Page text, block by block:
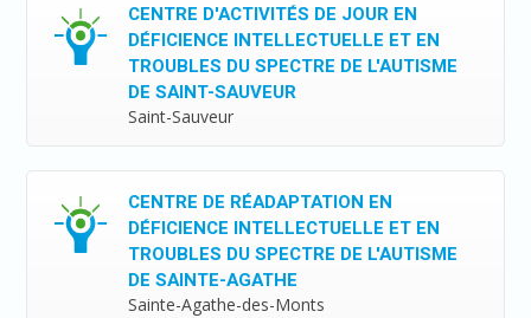
CENTRE D'ACTIVITÉS DE JOUR EN
DÉFICIENCE INTELLECTUELLE ET EN
TROUBLES DU SPECTRE DE L'AUTISME
DE SAINT-SAUVEUR
Saint-Sauveur
CENTRE DE RÉADAPTATION EN
DÉFICIENCE INTELLECTUELLE ET EN
TROUBLES DU SPECTRE DE L'AUTISME
DE SAINTE-AGATHE
Sainte-Agathe-des-Monts